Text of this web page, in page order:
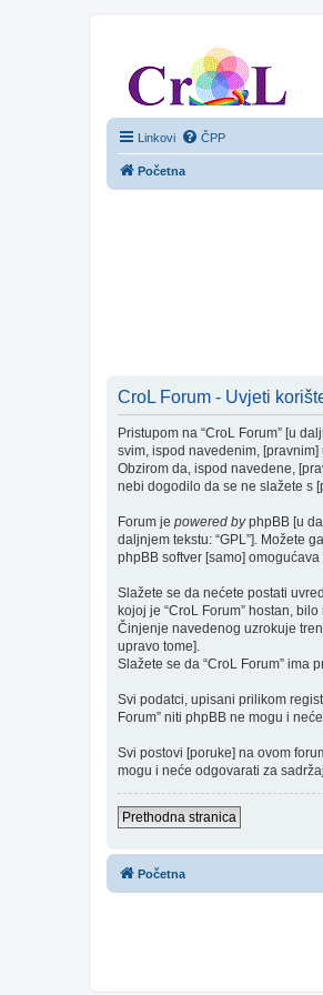
Linkovi ČPP
Početna
CroL Forum - Uvjeti
Pristupom na “CroL Forum” [u
svim, ispod navedenim,
Obzirom da, ispod navedene,
nebi dogodilo da se ne slažete s
Forum je powered byphpBB [u
daljnjem tekstu: “GPL”]. Možete
phpBB softver [samo]
Slažete se da nećete postati
kojoj je “CroL Forum” hostan,
Činjenje navedenog uzrokuje
upravo tome].
Slažete se da “CroL Forum” ima
Svi podatci, upisani prilikom
Forum” niti phpBB ne mogu i
Svi postovi [poruke] na ovom
mogu i neće odgovarati za
Prethodna stranica
Početna